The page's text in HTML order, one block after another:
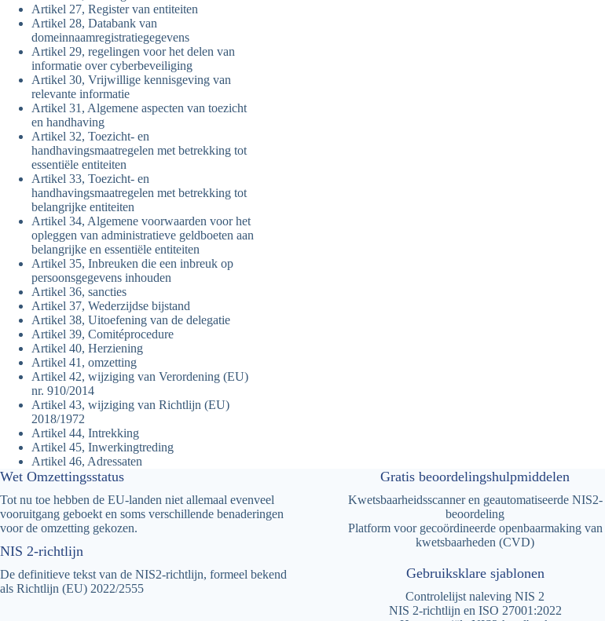
Artikel 27, Register van entiteiten
Artikel 28, Databank van
domeinnaamregistratiegegevens
Artikel 29, regelingen voor het delen van
informatie over cyberbeveiliging
Artikel 30, Vrijwillige kennisgeving van
relevante informatie
Artikel 31, Algemene aspecten van toezicht
en handhaving
Artikel 32, Toezicht- en
handhavingsmaatregelen met betrekking tot
essentiële entiteiten
Artikel 33, Toezicht- en
handhavingsmaatregelen met betrekking tot
belangrijke entiteiten
Artikel 34, Algemene voorwaarden voor het
opleggen van administratieve geldboeten aan
belangrijke en essentiële entiteiten
Artikel 35, Inbreuken die een inbreuk op
persoonsgegevens inhouden
Artikel 36, sancties
Artikel 37, Wederzijdse bijstand
Artikel 38, Uitoefening van de delegatie
Artikel 39, Comitéprocedure
Artikel 40, Herziening
Artikel 41, omzetting
Artikel 42, wijziging van Verordening (EU)
nr. 910/2014
Artikel 43, wijziging van Richtlijn (EU)
2018/1972
Artikel 44, Intrekking
Artikel 45, Inwerkingtreding
Artikel 46, Adressaten
Wet Omzettingsstatus
Tot nu toe hebben de EU-landen niet allemaal evenveel
vooruitgang geboekt en soms verschillende benaderingen
voor de omzetting gekozen.
NIS 2-richtlijn
De definitieve tekst van de NIS2-richtlijn, formeel bekend
als Richtlijn (EU) 2022/2555
Gratis beoordelingshulpmiddelen
Kwetsbaarheidsscanner en geautomatiseerde NIS2-
beoordeling
Platform voor gecoördineerde openbaarmaking van
kwetsbaarheden (CVD)
Gebruiksklare sjablonen
Controlelijst naleving NIS 2
NIS 2-richtlijn en ISO 27001:2022